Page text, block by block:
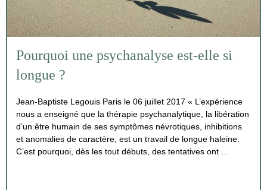
Pourquoi une psychanalyse est-elle si
longue ?
Jean-Baptiste Legouis Paris le 06 juillet 2017 « L’expérience
nous a enseigné que la thérapie psychanalytique, la libération
d’un être humain de ses symptômes névrotiques, inhibitions
et anomalies de caractère, est un travail de longue haleine.
C’est pourquoi, dès les tout débuts, des tentatives ont …